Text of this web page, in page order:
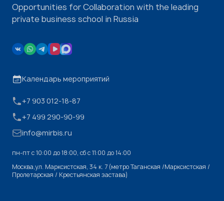
Opportunities for Collaboration with the leading
private business school in Russia
Календарь мероприятий
+7 903 012-18-87
+7 499 290-90-99
info@mirbis.ru
пн-пт с 10:00 до 18:00, cб с 11:00 до 14:00
Москва,ул. Марксистская, 34 к. 7 (метро Таганская /Марксистская /
Пролетарская / Крестьянская застава)